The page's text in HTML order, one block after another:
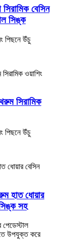
বেসিন
সিঙ্ক
পিছনে উঁচু
সিরামিক
পিছনে উঁচু
হাত ধোয়ার
সিঙ্ক সহ
পেডেস্টাল
উপযুক্ত করে